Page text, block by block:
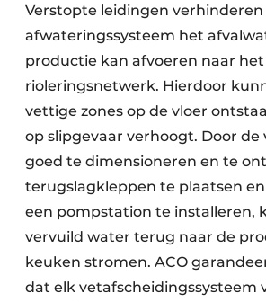
Verstopte leidingen
afwateringssysteem het
productie kan afvoeren naar het
rioleringsnetwerk. Hierdoor
vettige zones op de vloer
op slipgevaar verhoogt. Door de
goed te dimensioneren en te
terugslagkleppen te plaatsen
een pompstation te installeren,
vervuild water terug naar de
keuken stromen. ACO
dat elk vetafscheidingssysteem